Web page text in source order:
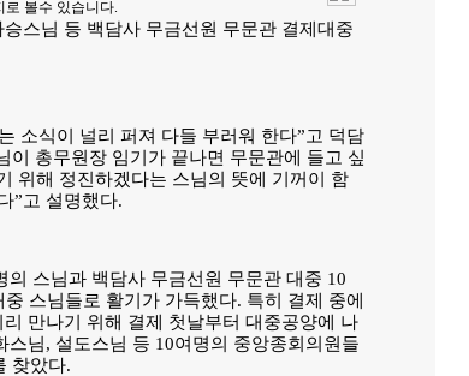
스님 등 백담사 무금선원 무문관 결제대중
소식이 널리 퍼져 다들 부러워 한다”고 덕담
이 총무원장 임기가 끝나면 무문관에 들고 싶
위해 정진하겠다는 스님의 뜻에 기꺼이 함
”고 설명했다.
스님과 백담사 무금선원 무문관 대중 10
스님들로 활기가 가득했다. 특히 결제 중에
만나기 위해 결제 첫날부터 대중공양에 나
님, 설도스님 등 10여명의 중앙종회의원들
찾았다.